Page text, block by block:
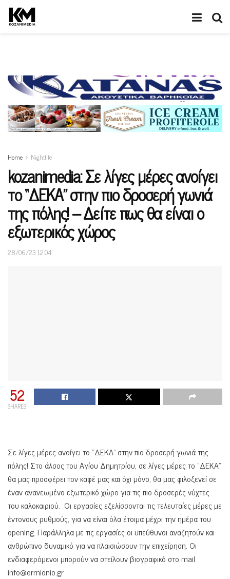
Home Nightlife
kozanimedia: Σε λίγες μέρες ανοίγει
το “ΔΕΚΑ” στην πιο δροσερή γωνιά
της πόλης! – Δείτε πως θα είναι ο
εξωτερικός χώρος
28/06/23 12:04
52
SHARES
Σε λίγες μέρες ανοίγει το “ΔΕΚΑ” στην πιο δροσερή γωνιά της
πόλης! Στο άλσος του Αγίου Δημητρίου, σε λίγες μέρες το “ΔΕΚΑ”
θα μας προσφέρει τον καφέ μας και όχι μόνο, θα μας φιλοξενεί σε
έναν ανανεωμένο εξωτερικό χώρο για τις πιο δροσερές νύχτες
του καλοκαιριού. Οι εργασίες εξελίσσονται τις τελευταίες μέρες με
έντονους ρυθμούς, για να είναι όλα έτοιμα μέχρι την ημέρα του
opening. Παράλληλα με τις εργασίες οι υπεύθυνοι αναζητούν και
ανθρώπινο δυναμικό για να πλαισιώσουν την επιχείρηση. Οι
ενδιαφερόμενοι μπορούν να στείλουν βιογραφικό στο mail
info@ermionio.gr